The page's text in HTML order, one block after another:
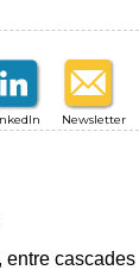
Newsletter
entre cascades